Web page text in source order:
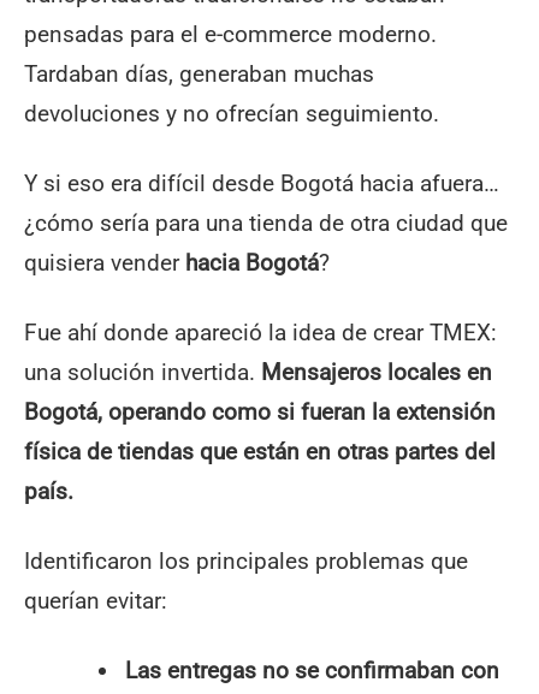
pensadas para el e-commerce moderno.
Tardaban días, generaban muchas
devoluciones y no ofrecían seguimiento.
Y si eso era difícil desde Bogotá hacia afuera…
¿cómo sería para una tienda de otra ciudad que
quisiera vender hacia Bogotá?
Fue ahí donde apareció la idea de crear TMEX:
una solución invertida. Mensajeros locales en
Bogotá, operando como si fueran la extensión
física de tiendas que están en otras partes del
país.
Identificaron los principales problemas que
querían evitar:
Las entregas no se confirmaban con